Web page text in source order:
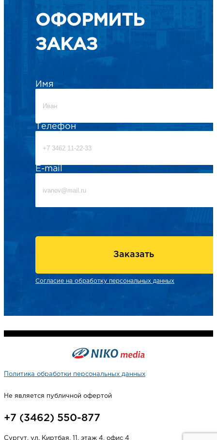
ОФОРМИТЬ
ЗАКАЗ
Имя
Телефон
E-mail
Заказать
Согласие на обработку персональных данных
Политика обработки персональных данных
Не является публичной офертой
+7 (3462) 550-877
Сургут, ул. Киртбая, 11, этаж 4, офис 4